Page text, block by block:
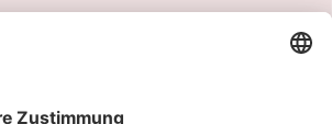
(feat.Timo Matteo